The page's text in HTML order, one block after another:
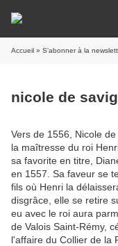
Accueil » S'abonner à la
nicole de
Vers de 1556, Nicole
la maîtresse du roi
sa favorite en titre,
en 1557. Sa faveur se
fils où Henri la
disgrâce, elle se retire
eu avec le roi aura
de Valois Saint-Rémy,
l'affaire du Collier de la